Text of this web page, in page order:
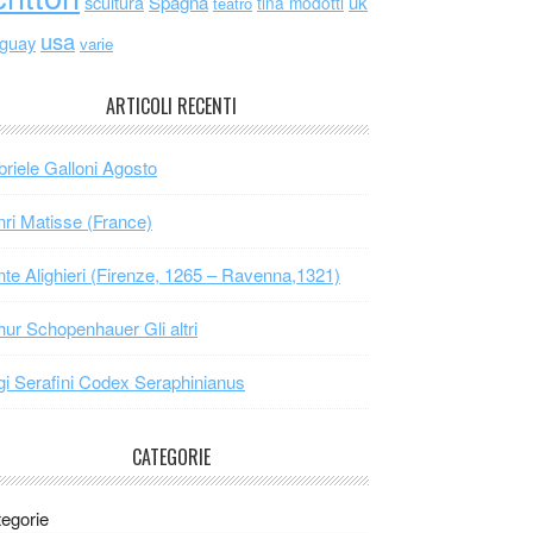
usa varie
ARTICOLI RECENTI
Galloni Agosto
Matisse (France)
Alighieri (Firenze, 1265 – Ravenna,1321)
Schopenhauer Gli altri
Serafini Codex Seraphinianus
CATEGORIE